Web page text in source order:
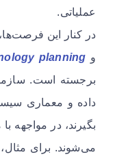
عملیاتی.
در کنار این
و planning
برجسته است.
داده و معماری
بگیرند، در مواجهه